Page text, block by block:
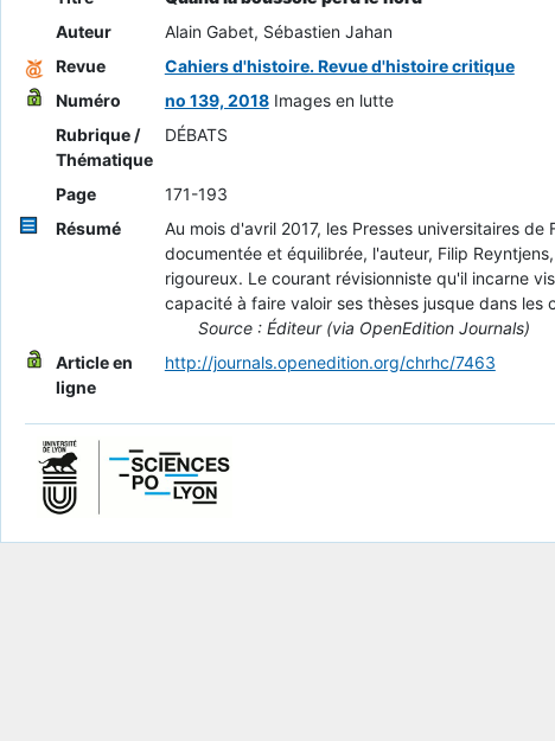
Auteur
Alain Gabet, Sébastien Jahan
Revue
Cahiers d'histoire. Revue d'histoire critique
Numéro
no 139, 2018 Images en lutte
Rubrique /
Thématique
DÉBATS
Page
171-193
Résumé
Au mois d'avril 2017, les Presses universitaires
documentée et équilibrée, l'auteur, Filip
rigoureux. Le courant révisionniste qu'il incarne
capacité à faire valoir ses thèses jusque dans les
Source : Éditeur (via OpenEdition Journals)
Article en
ligne
http://journals.openedition.org/chrhc/7463